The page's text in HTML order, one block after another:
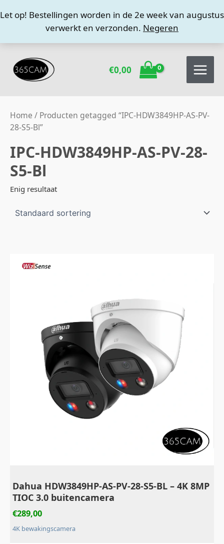
Let op! Bestellingen worden in de 2e week van augustus
verwerkt en verzonden. Negeren
naar
inhoud
€0,00
Home / Producten getagged “IPC-HDW3849HP-AS-PV-
28-S5-Bl”
IPC-HDW3849HP-AS-PV-28-
S5-Bl
Enig resultaat
Dahua HDW3849HP‑AS‑PV‑28‑S5‑BL – 4K 8MP
TIOC 3.0 buitencamera
€289,00
4K bewakingscamera